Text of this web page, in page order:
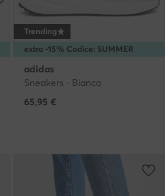
extra -15% Codice: SUMMER
Trending
adidas
Sneakers · Bianco
65,95 €